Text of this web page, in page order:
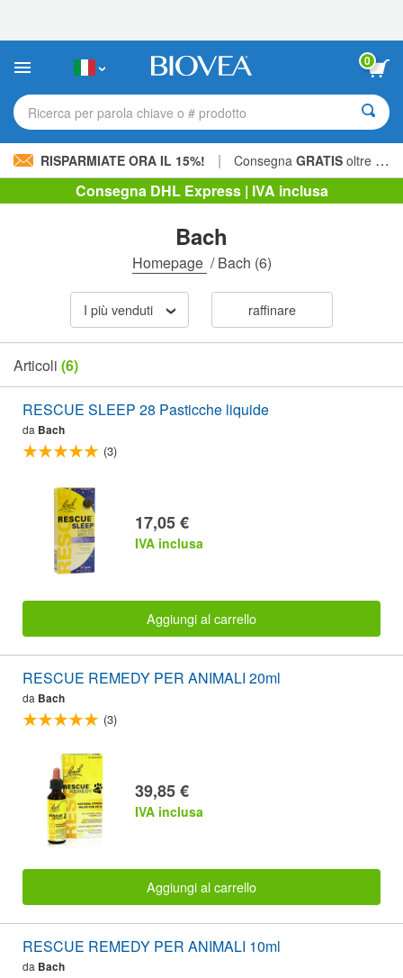
sito
include
sistema
0
Ricerca per parola chiave o # prodotto
RISPARMIATE ORA IL 15%! | Consegna GRATIS oltre 60,00 € »
Consegna DHL Express | IVA inclusa
Bach
Homepage /Bach (6)
I più venduti raffinare
Articoli (6)
RESCUE SLEEP 28 Pasticche liquide
da Bach
(3)
17,05 €
IVA inclusa
Aggiungi al carrello
RESCUE REMEDY PER ANIMALI 20ml
da Bach
(3)
39,85 €
IVA inclusa
Aggiungi al carrello
RESCUE REMEDY PER ANIMALI 10ml
da Bach